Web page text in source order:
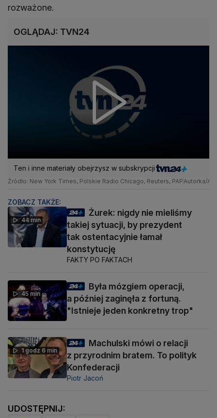
rozważone.
OGLĄDAJ: TVN24
Ten i inne materiały obejrzysz w subskrypcji
Źródło: New York Times, Polskie Radio Chicago, Reuters, PAPAutorka/
ZOBACZ TAKŻE:
44 min
Żurek: nigdy nie mieliśmy
takiej sytuacji, by prezydent
tak ostentacyjnie łamał
konstytucję
FAKTY PO FAKTACH
45 min
Była mózgiem operacji,
a później zaginęła z fortuną.
"Istnieje jeden konkretny trop"
1 godz 6 min
Machulski mówi o relacji
z przyrodnim bratem. To polityk
Konfederacji
Piotr Jacoń
UDOSTĘPNIJ: